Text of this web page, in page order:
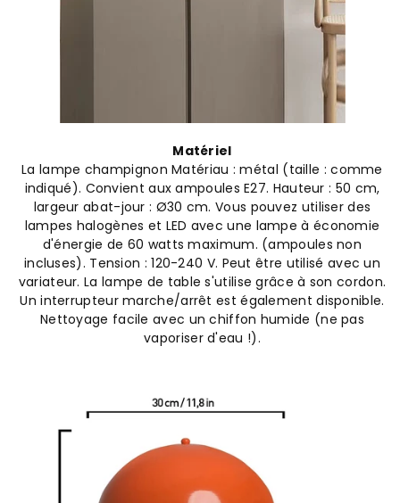
Matériel
La lampe champignon Matériau : métal (taille : comme
indiqué). Convient aux ampoules E27. Hauteur : 50 cm,
largeur abat-jour : Ø30 cm. Vous pouvez utiliser des
lampes halogènes et LED avec une lampe à économie
d'énergie de 60 watts maximum. (ampoules non
incluses). Tension : 120-240 V. Peut être utilisé avec un
variateur. La lampe de table s'utilise grâce à son cordon.
Un interrupteur marche/arrêt est également disponible.
Nettoyage facile avec un chiffon humide (ne pas
vaporiser d'eau !).